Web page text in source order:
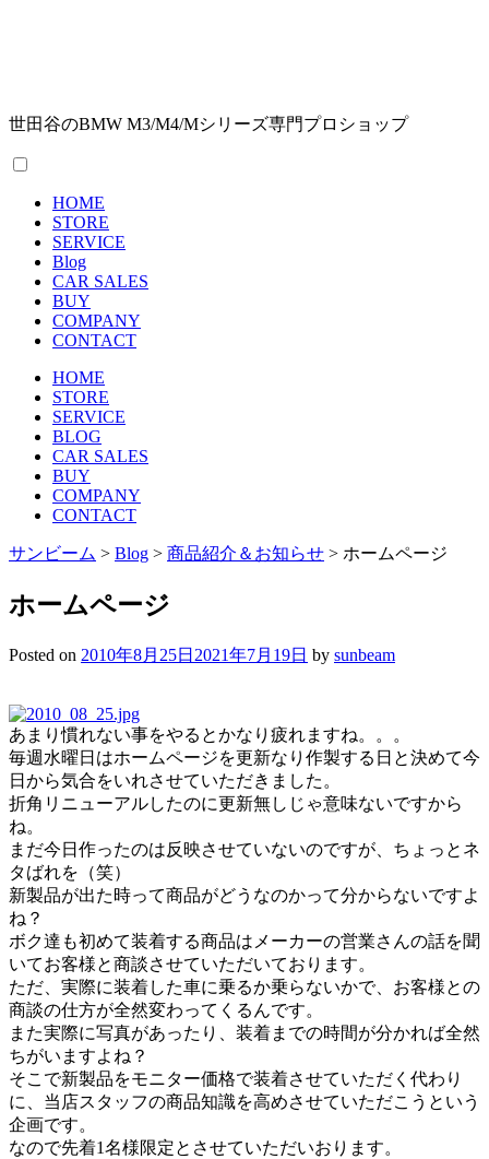
世田谷のBMW M3/M4/Mシリーズ専門プロショップ
HOME
STORE
SERVICE
Blog
CAR SALES
BUY
COMPANY
CONTACT
HOME
STORE
SERVICE
BLOG
CAR SALES
BUY
COMPANY
CONTACT
サンビーム > Blog > 商品紹介＆お知らせ > ホームページ
ホームページ
Posted on 2010年8月25日 2021年7月19日 by sunbeam
あまり慣れない事をやるとかなり疲れますね。。。
毎週水曜日はホームページを更新なり作製する日と決めて今
日から気合をいれさせていただきました。
折角リニューアルしたのに更新無しじゃ意味ないですから
ね。
まだ今日作ったのは反映させていないのですが、ちょっとネ
タばれを（笑）
新製品が出た時って商品がどうなのかって分からないですよ
ね？
ボク達も初めて装着する商品はメーカーの営業さんの話を聞
いてお客様と商談させていただいております。
ただ、実際に装着した車に乗るか乗らないかで、お客様との
商談の仕方が全然変わってくるんです。
また実際に写真があったり、装着までの時間が分かれば全然
ちがいますよね？
そこで新製品をモニター価格で装着させていただく代わり
に、当店スタッフの商品知識を高めさせていただこうという
企画です。
なので先着1名様限定とさせていただいおります。